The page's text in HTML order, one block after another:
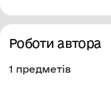
Роботи автора
1 предметів